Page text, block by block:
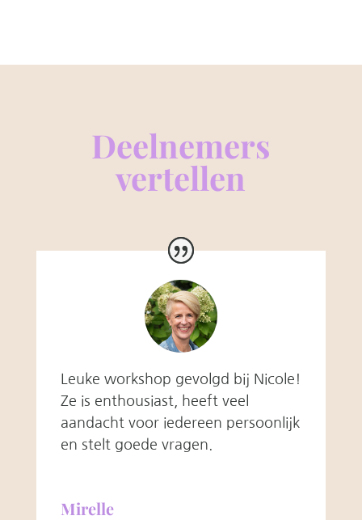
Deelnemers
vertellen
Leuke workshop gevolgd bij Nicole!
Ze is enthousiast, heeft veel
aandacht voor iedereen persoonlijk
en stelt goede vragen.
Mirelle